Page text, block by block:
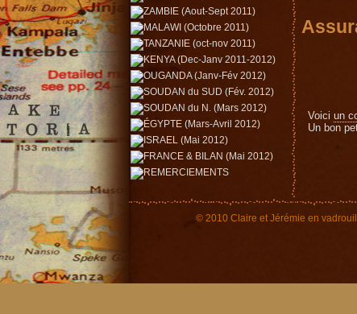
Voici un
Un bon
© 2010 Claire et Jérémie en